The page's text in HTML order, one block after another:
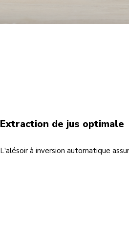
Extraction de jus optimale
L'alésoir à inversion automatique